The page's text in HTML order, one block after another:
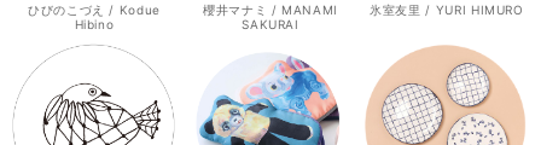
ひびのこづえ / Kodue
Hibino
櫻井マナミ / MANAMI
SAKURAI
氷室友里 / YURI HIMURO